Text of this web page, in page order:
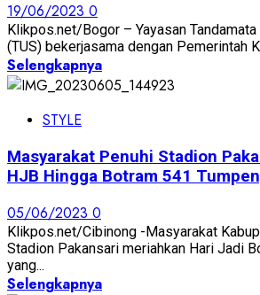
19/06/2023 0
Klikpos.net/Bogor – Yayasan
(TUS) bekerjasama dengan Pemerintah
Selengkapnya
STYLE
Masyarakat Penuhi Stadion
HJB Hingga Botram 541
05/06/2023 0
Klikpos.net/Cibinong -Masyarakat
Stadion Pakansari meriahkan Hari Jadi
yang...
Selengkapnya